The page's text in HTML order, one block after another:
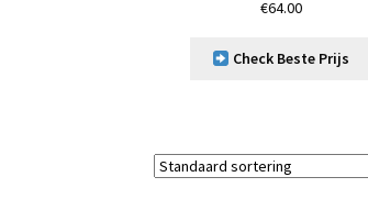
€64.00
Check Beste Prijs